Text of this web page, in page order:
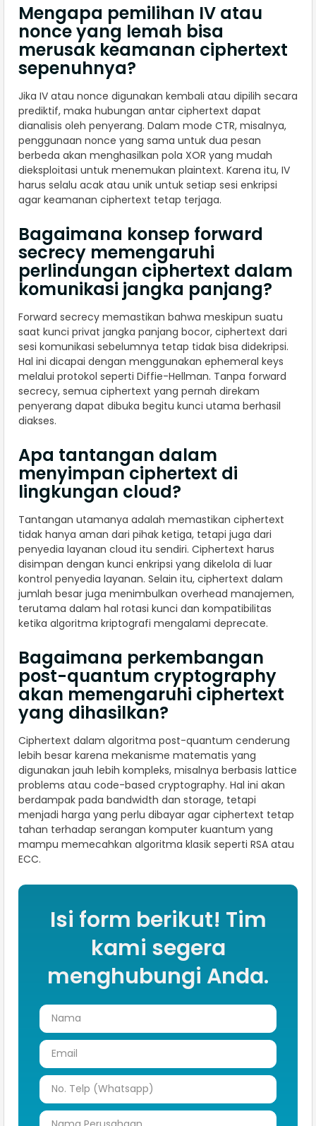
Mengapa pemilihan IV atau
nonce yang lemah bisa
merusak keamanan ciphertext
sepenuhnya?
Jika IV atau nonce digunakan kembali atau dipilih secara
prediktif, maka hubungan antar ciphertext dapat
dianalisis oleh penyerang. Dalam mode CTR, misalnya,
penggunaan nonce yang sama untuk dua pesan
berbeda akan menghasilkan pola XOR yang mudah
dieksploitasi untuk menemukan plaintext. Karena itu, IV
harus selalu acak atau unik untuk setiap sesi enkripsi
agar keamanan ciphertext tetap terjaga.
Bagaimana konsep forward
secrecy memengaruhi
perlindungan ciphertext dalam
komunikasi jangka panjang?
Forward secrecy memastikan bahwa meskipun suatu
saat kunci privat jangka panjang bocor, ciphertext dari
sesi komunikasi sebelumnya tetap tidak bisa didekripsi.
Hal ini dicapai dengan menggunakan ephemeral keys
melalui protokol seperti Diffie-Hellman. Tanpa forward
secrecy, semua ciphertext yang pernah direkam
penyerang dapat dibuka begitu kunci utama berhasil
diakses.
Apa tantangan dalam
menyimpan ciphertext di
lingkungan cloud?
Tantangan utamanya adalah memastikan ciphertext
tidak hanya aman dari pihak ketiga, tetapi juga dari
penyedia layanan cloud itu sendiri. Ciphertext harus
disimpan dengan kunci enkripsi yang dikelola di luar
kontrol penyedia layanan. Selain itu, ciphertext dalam
jumlah besar juga menimbulkan overhead manajemen,
terutama dalam hal rotasi kunci dan kompatibilitas
ketika algoritma kriptografi mengalami deprecate.
Bagaimana perkembangan
post-quantum cryptography
akan memengaruhi ciphertext
yang dihasilkan?
Ciphertext dalam algoritma post-quantum cenderung
lebih besar karena mekanisme matematis yang
digunakan jauh lebih kompleks, misalnya berbasis lattice
problems atau code-based cryptography. Hal ini akan
berdampak pada bandwidth dan storage, tetapi
menjadi harga yang perlu dibayar agar ciphertext tetap
tahan terhadap serangan komputer kuantum yang
mampu memecahkan algoritma klasik seperti RSA atau
ECC.
Isi form berikut! Tim
kami segera
menghubungi Anda.